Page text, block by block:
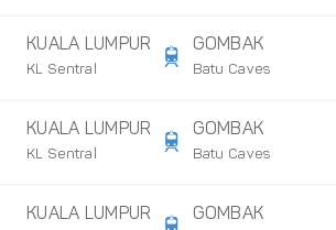
KUALA LUMPUR
KL Sentral
GOMBAK
Batu Caves
KUALA LUMPUR
KL Sentral
GOMBAK
Batu Caves
KUALA LUMPUR GOMBAK